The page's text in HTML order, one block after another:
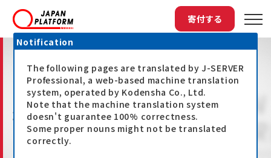
寄付する
最新情報
Notification
The following pages are translated by J-SERVER
Professional, a web-based machine translation
system, operated by Kodensha Co., Ltd.
Note that the machine translation system
doesn't guarantee 100% correctness.
Some proper nouns might not be translated
correctly.